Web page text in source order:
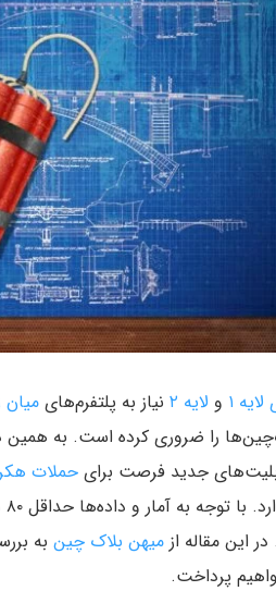
۱ و لایه ۲ نیاز به پلتفرم‌های میان
را ضروری کرده است. به همین
جدید فرصت برایحملات
این مقاله از میهن بلاک چین به
پرداخت.